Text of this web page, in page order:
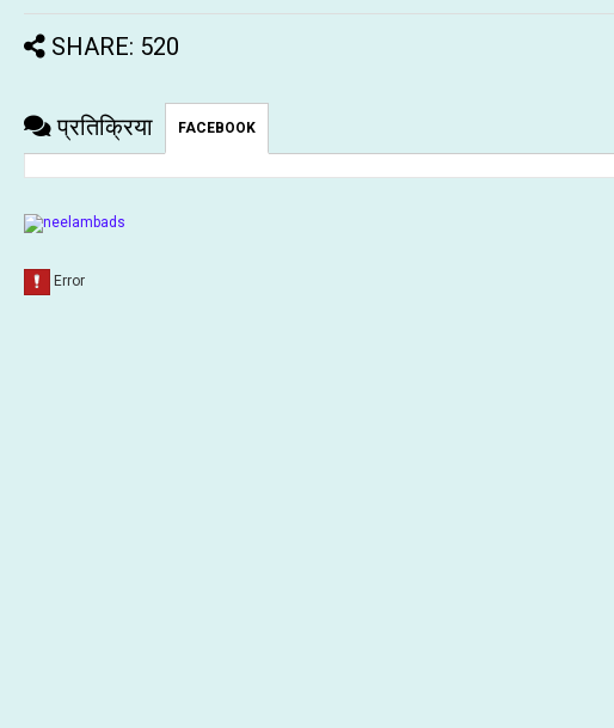
SHARE: 520
प्रतिक्रिया FACEBOOK